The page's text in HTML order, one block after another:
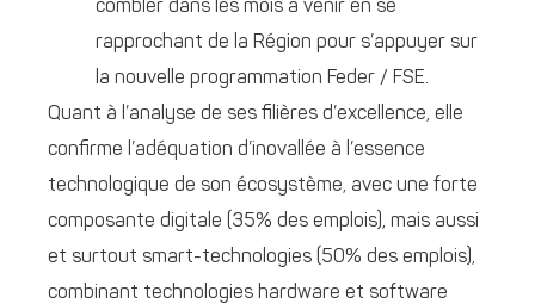
combler dans les mois à venir en se
rapprochant de la Région pour s’appuyer sur
la nouvelle programmation Feder / FSE.
Quant à l’analyse de ses filières d’excellence, elle
confirme l’adéquation d’inovallée à l’essence
technologique de son écosystème, avec une forte
composante digitale (35% des emplois), mais aussi
et surtout smart-technologies (50% des emplois),
combinant technologies hardware et software